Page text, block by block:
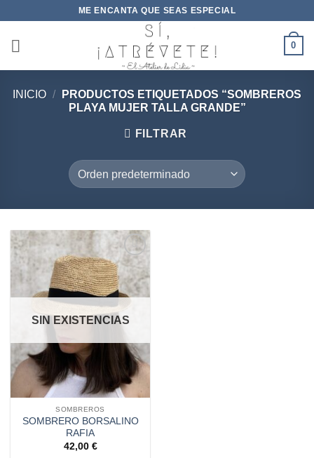
contenido
ME ENCANTA QUE SEAS ESPECIAL
0
INICIO /
PRODUCTOS ETIQUETADOS “SOMBREROS
PLAYA MUJER TALLA GRANDE”
FILTRAR
Añadir
a la
lista de
deseos
SIN EXISTENCIAS
SOMBREROS
SOMBRERO BORSALINO
RAFIA
42,00 €